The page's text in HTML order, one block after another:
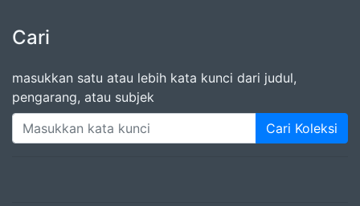
Cari
masukkan satu atau lebih kata kunci dari judul,
pengarang, atau subjek
Cari Koleksi